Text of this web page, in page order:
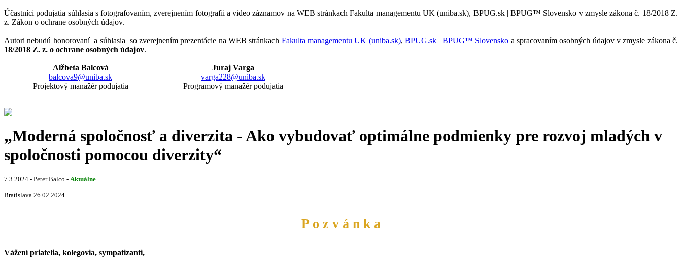
Účastníci podujatia súhlasia s fotografovaním, zverejnením fotografii a video záznamov na WEB stránkach Fakulta managementu UK (uniba.sk), BPUG.sk | BPUG™ Slovensko v zmysle zákona č. 18/2018 Z.
z. Zákon o ochrane osobných údajov.
Autori nebudú honorovaní a súhlasia so zverejnením prezentácie na WEB stránkach Fakulta managementu UK (uniba.sk),BPUG.sk | BPUG™ Slovensko a spracovaním osobných údajov v zmysle zákona č.
18/2018 Z. z. o ochrane osobných údajov.
Alžbeta Balcová
balcova9@uniba.sk
Projektový manažér podujatia
Juraj Varga
varga228@uniba.sk
Programový manažér podujatia
„Moderná spoločnosť a diverzita - Ako vybudovať optimálne podmienky pre rozvoj mladých v
spoločnosti pomocou diverzity“
7.3.2024 - Peter Balco - Aktuálne
Bratislava 26.02.2024
P o z v á n k a
Vážení priatelia, kolegovia, sympatizanti,